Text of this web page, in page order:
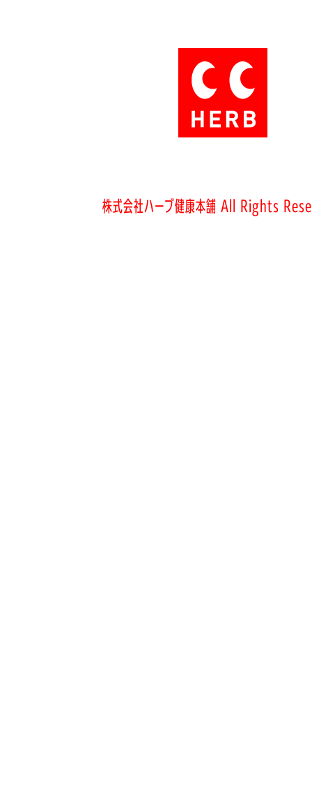
株式会社ハーブ健康本舗 All Rights